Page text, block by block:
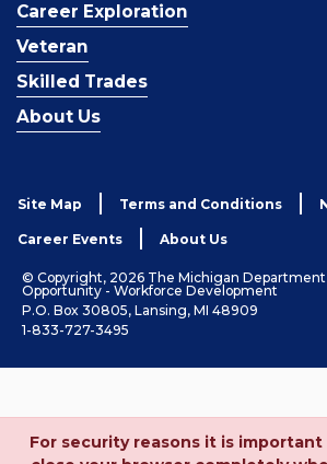
Career Exploration
Veteran
Skilled Trades
About Us
Site Map Terms and Conditions
Career Events About Us
© Copyright, 2026 The Michigan Department
Opportunity - Workforce Development
P.O. Box 30805, Lansing, MI 48909
1-833-727-3495
For security reasons it is